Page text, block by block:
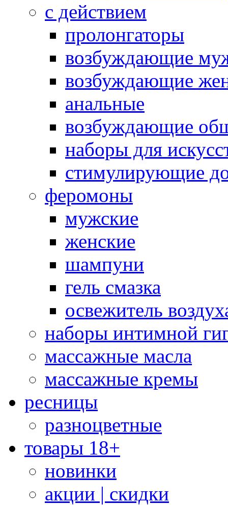
с действием
пролонгаторы
возбуждающие
возбуждающие
анальные
возбуждающие
наборы для
стимулирующие
феромоны
мужские
женские
шампуни
гель смазка
освежитель
наборы интимной
массажные масла
массажные кремы
ресницы
разноцветные
товары 18+
новинки
акции | скидки